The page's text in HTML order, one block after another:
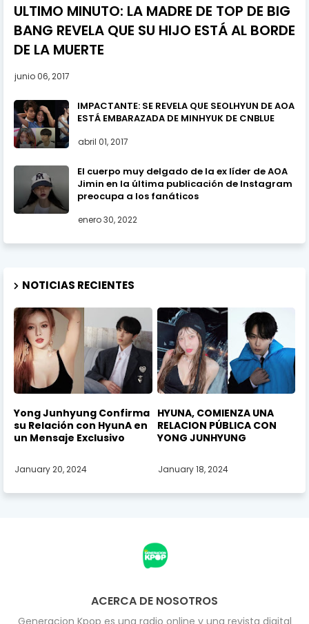
ULTIMO MINUTO: LA MADRE DE TOP DE BIG
BANG REVELA QUE SU HIJO ESTÁ AL BORDE
DE LA MUERTE
junio 06, 2017
IMPACTANTE: SE REVELA QUE SEOLHYUN DE AOA
ESTÁ EMBARAZADA DE MINHYUK DE CNBLUE
abril 01, 2017
El cuerpo muy delgado de la ex líder de AOA
Jimin en la última publicación de Instagram
preocupa a los fanáticos
enero 30, 2022
NOTICIAS RECIENTES
Yong Junhyung Confirma
su Relación con HyunA en
un Mensaje Exclusivo
January 20, 2024
HYUNA, COMIENZA UNA
RELACION PÚBLICA CON
YONG JUNHYUNG
January 18, 2024
ACERCA DE NOSOTROS
Generacion Kpop es una radio online y una revista digital